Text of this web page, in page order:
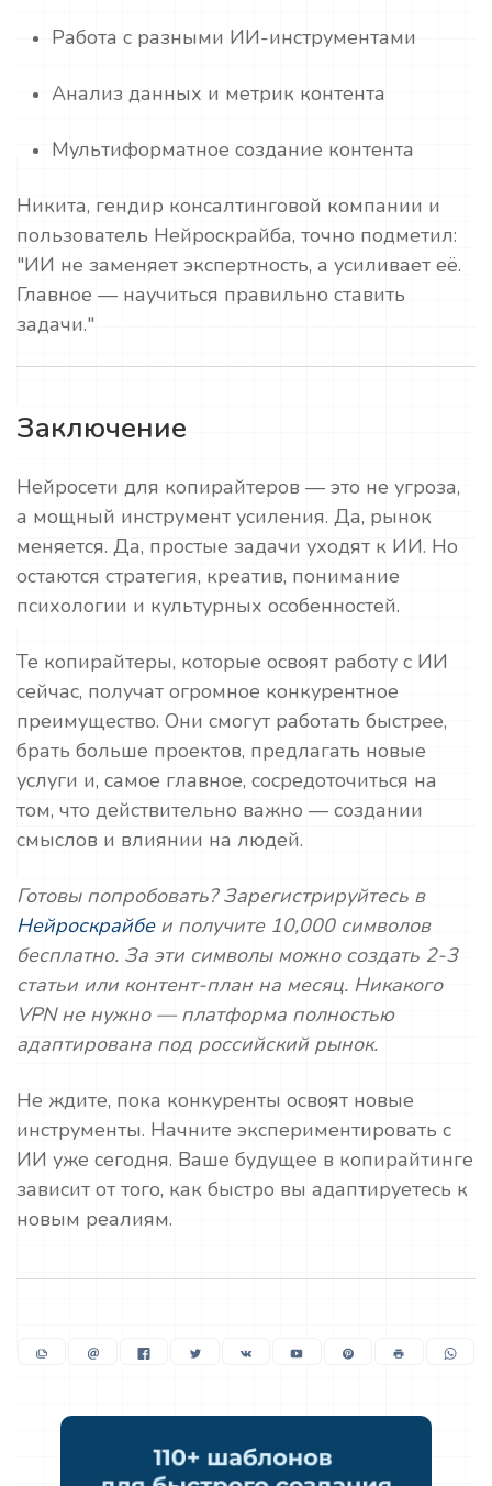
Работа с разными ИИ-инструментами
Анализ данных и метрик контента
Мультиформатное создание контента
Никита, гендир консалтинговой компании и
пользователь Нейроскрайба, точно подметил:
"ИИ не заменяет экспертность, а усиливает её.
Главное — научиться правильно ставить
задачи."
Заключение
Нейросети для копирайтеров — это не угроза,
а мощный инструмент усиления. Да, рынок
меняется. Да, простые задачи уходят к ИИ. Но
остаются стратегия, креатив, понимание
психологии и культурных особенностей.
Те копирайтеры, которые освоят работу с ИИ
сейчас, получат огромное конкурентное
преимущество. Они смогут работать быстрее,
брать больше проектов, предлагать новые
услуги и, самое главное, сосредоточиться на
том, что действительно важно — создании
смыслов и влиянии на людей.
Готовы попробовать? Зарегистрируйтесь в
Нейроскрайбеи получите 10,000 символов
бесплатно. За эти символы можно создать 2-3
статьи или контент-план на месяц. Никакого
VPN не нужно — платформа полностью
адаптирована под российский рынок.
Не ждите, пока конкуренты освоят новые
инструменты. Начните экспериментировать с
ИИ уже сегодня. Ваше будущее в копирайтинге
зависит от того, как быстро вы адаптируетесь к
новым реалиям.